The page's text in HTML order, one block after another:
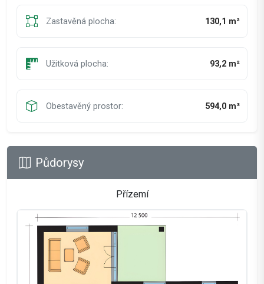
Zastavěná plocha: 130,1 m²
Užitková plocha: 93,2 m²
Obestavěný prostor: 594,0 m³
Půdorysy
Přízemí